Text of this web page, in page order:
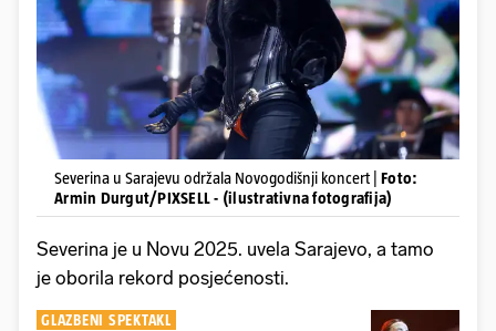
Severina u Sarajevu održala Novogodišnji koncert | Foto:
Armin Durgut/PIXSELL - (ilustrativna fotografija)
Severina je u Novu 2025. uvela Sarajevo, a tamo
je oborila rekord posjećenosti.
GLAZBENI SPEKTAKL